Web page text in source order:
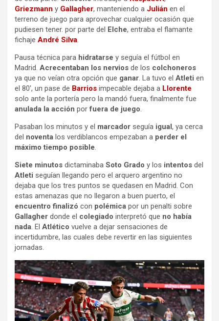
Griezmann y Gallagher, manteniendo a Julián en el
terreno de juego para aprovechar cualquier ocasión que
pudiesen tener. por parte del Elche, entraba el flamante
fichaje André Silva.
Pausa técnica para hidratarse y seguía el fútbol en
Madrid. Acrecentaban los nervios de los colchoneros
ya que no veían otra opción que ganar. La tuvo el Atleti en
el 80′, un pase de Barrios impecable dejaba a Llorente
solo ante la portería pero la mandó fuera, finalmente fue
anulada la acción porfuera de juego.
Pasaban los minutos y el marcador seguía igual, ya cerca
del noventa los verdiblancos empezaban a perder el
máximo tiempo posible.
Siete minutos dictaminaba Soto Grado y los intentos del
Atleti seguían llegando pero el arquero argentino no
dejaba que los tres puntos se quedasen en Madrid. Con
estas amenazas que no llegaron a buen puerto, el
encuentro finalizó con polémica por un penalti sobre
Gallagher donde el colegiado interpretó que no había
nada. El Atlético vuelve a dejar sensaciones de
incertidumbre, las cuales debe revertir en las siguientes
jornadas.